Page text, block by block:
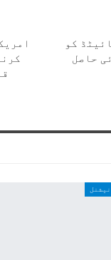
کو
حاصل